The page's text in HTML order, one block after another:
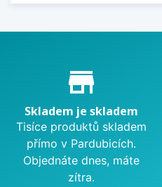
Proč nakupovat u nás?
store_mall_directory
Skladem je skladem
Tisíce produktů skladem
přímo v Pardubicích.
Objednáte dnes, máte
zítra.